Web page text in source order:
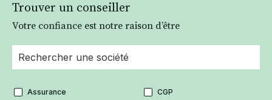
Trouver un conseiller
Votre confiance est notre raison d’être
Assurance CGP